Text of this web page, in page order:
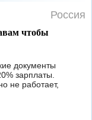
Россия
чтобы
документы
зарплаты.
не работает,